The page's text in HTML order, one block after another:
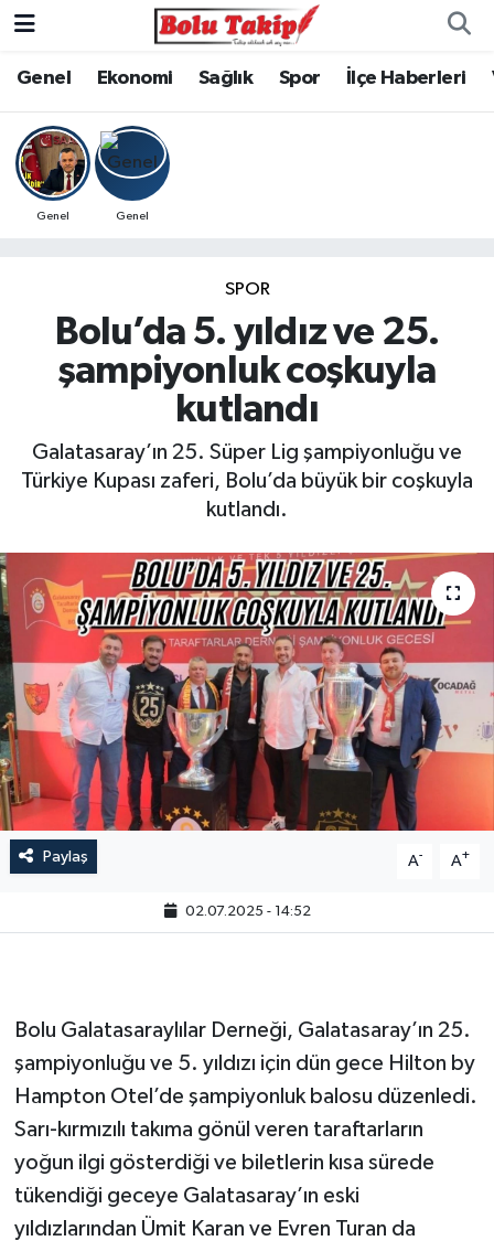
Genel Ekonomi Sağlık Spor İlçe Haberleri
Genel Genel
SPOR
Bolu’da 5. yıldız ve 25.
şampiyonluk coşkuyla
kutlandı
Galatasaray’ın 25. Süper Lig şampiyonluğu ve
Türkiye Kupası zaferi, Bolu’da büyük bir coşkuyla
kutlandı.
Paylaş A- A+
02.07.2025 - 14:52
Bolu Galatasaraylılar Derneği, Galatasaray’ın 25.
şampiyonluğu ve 5. yıldızı için dün gece Hilton by
Hampton Otel’de şampiyonluk balosu düzenledi.
Sarı-kırmızılı takıma gönül veren taraftarların
yoğun ilgi gösterdiği ve biletlerin kısa sürede
tükendiği geceye Galatasaray’ın eski
yıldızlarından Ümit Karan ve Evren Turan da